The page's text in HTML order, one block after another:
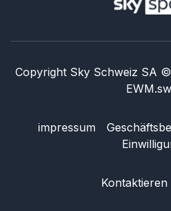
Copyright Sky Schweiz SA ©
impressum
Kontaktieren